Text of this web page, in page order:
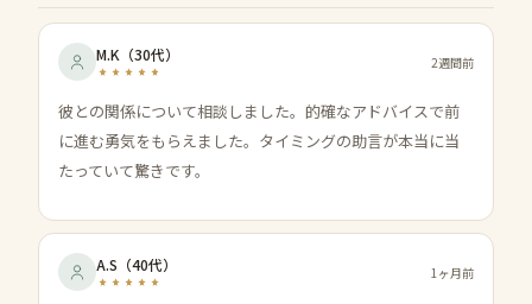
M.K （30代） 2週間前
彼との関係について相談しました。的確なアドバイスで前
に進む勇気をもらえました。タイミングの助言が本当に当
たっていて驚きです。
A.S （40代） 1ヶ月前